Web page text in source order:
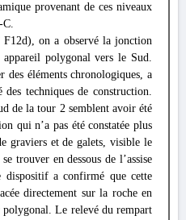
provenant de ces niveaux
C.
on a observé la jonction
polygonal vers le Sud.
des éléments chronologiques, a
techniques de construction.
de la tour 2 semblent avoir été
qui n’a pas été constatée plus
graviers et de galets, visible le
trouver en dessous de l’assise
dispositif a confirmé que cette
directement sur la roche en
Le relevé du rempart